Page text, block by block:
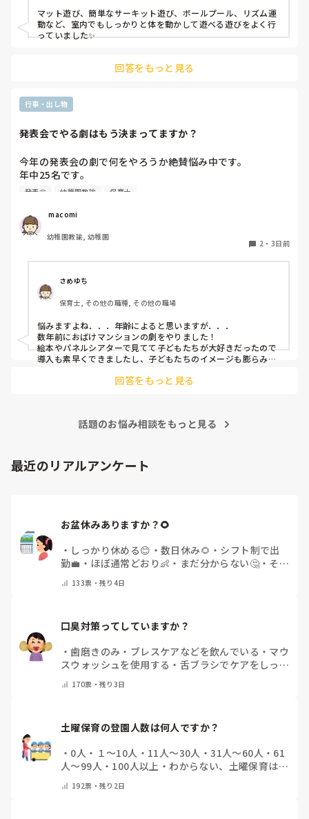
マット遊び、簡単なサーキット遊び、ボールプール、リズム運
動など、室内でもしっかりと体を動かして遊べる遊びをよく行
っていました✨
回答をもっと見る
行事・出し物
発表会でやる劇はもう決まってますか？
今年の発表会の劇で何をやろうか絶賛悩み中です。
年中25名です。
過去に「これは子どもたちも楽しんで大成功だった！」「観
ひ教えてほしいです！
発表会 幼稚園教諭 保育士
macomi
幼稚園教諭, 幼稚園
2 ・ 3日前
さめゆち
保育士, その他の職種, その他の職場
悩みますよね．．．年齢によると思いますが．．．
数年前におばけマンションの劇をやりました！
絵本やパネルシアターで見てて子どもたちが大好きだったので
導入も素早くできましたし、子どもたちのイメージも膨らみや
回答をもっと見る
話題のお悩み相談をもっと見る
最近のリアルアンケート
お盆休みありますか？🌻
・ しっかり休める😊 ・ 数日休み🌻 ・ シフト制で出
勤💼 ・ ほぼ通常どおり👶 ・ まだ分からない🤔・ その
133票・残り4日
口臭対策ってしていますか？
・歯磨きのみ ・ ブレスケアなどを飲んでいる ・ マウ
スウォッシュを使用する ・ 舌ブラシでケアをしっか
の他(コメントで教えて下さい)
170票・残り3日
土曜保育の登園人数は何人ですか？
・ 0人 ・ １～10人 ・ 11人～30人 ・31人～60人 ・ 61
人～99人 ・ 100人以上 ・ わからない、土曜保育はな
192票・残り2日